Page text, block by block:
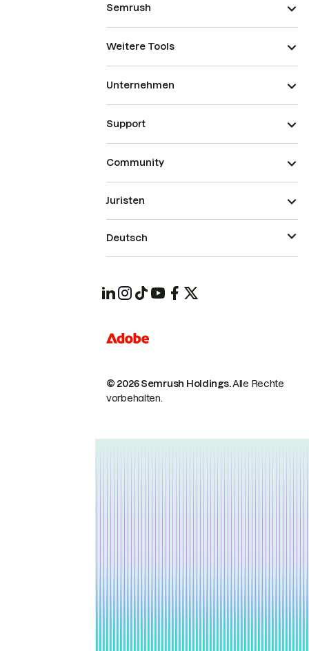
Semrush
Weitere Tools
Unternehmen
Support
Community
© 2026 Semrush Holdings.Alle Rechte
vorbehalten.
Juristen
Deutsch